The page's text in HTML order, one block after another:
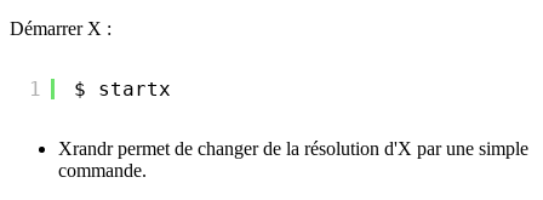
Démarrer X :
1 $ startx
Xrandr permet de changer de la résolution d'X par une simple
commande.